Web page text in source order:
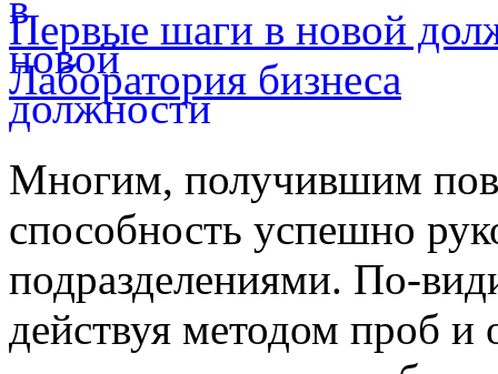
Первые шаги в новой
Лаборатория бизнеса
Многим, получившим
способность успешно
подразделениями. По-
действуя методом проб